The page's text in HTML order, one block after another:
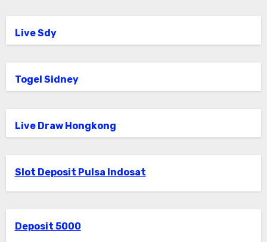
Live Sdy
Togel Sidney
Live Draw Hongkong
Slot Deposit Pulsa Indosat
Deposit 5000